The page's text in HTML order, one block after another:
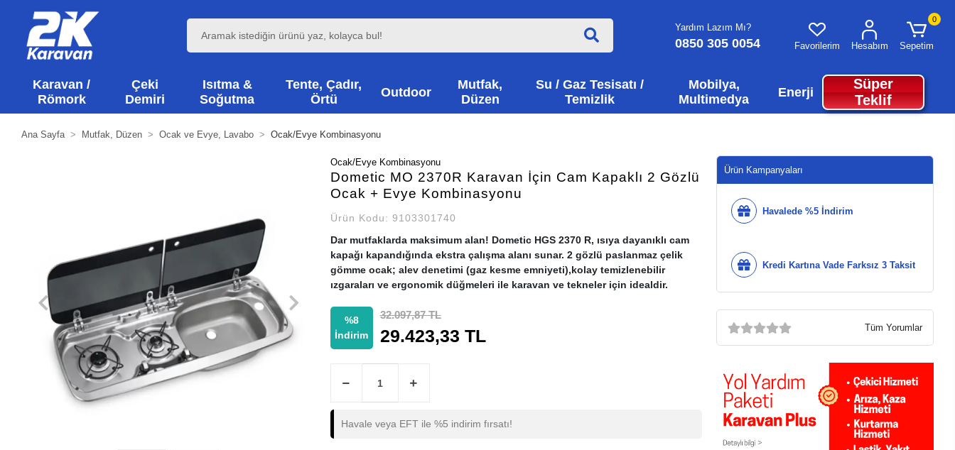
Yardım Lazım Mı?
0850 305 0054 Favorilerim Hesabım
0
Sepetim
Karavan /
Römork
Çeki
Demiri
Isıtma &
Soğutma
Tente, Çadır,
Örtü
Outdoor
Mutfak,
Düzen
Su / Gaz Tesisatı /
Temizlik
Mobilya,
Multimedya
Enerji
Süper
Teklif
Ana Sayfa Mutfak, Düzen Ocak ve Evye, Lavabo Ocak/Evye Kombinasyonu
Ocak/Evye Kombinasyonu
Dometic MO 2370R Karavan İçin Cam Kapaklı 2 Gözlü
Ocak + Evye Kombinasyonu
Ürün Kodu: 9103301740
Dar mutfaklarda maksimum alan! Dometic HGS 2370 R, ısıya dayanıklı cam
kapağı kapandığında ekstra çalışma alanı sunar. 2 gözlü paslanmaz çelik
gömme ocak; alev denetimi (gaz kesme emniyeti),kolay temizlenebilir
ızgaraları ve ergonomik düğmeleri ile karavan ve tekneler için idealdir.
%8
İndirim
32.097,87 TL
29.423,33 TL
Havale veya EFT ile %5 indirim fırsatı!
Ürün Kampanyaları
Havalede %5 İndirim
Kredi Kartına Vade Farksız 3 Taksit
Tüm Yorumlar